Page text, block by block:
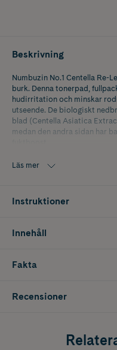
Beskrivning
Numbuzin No.1 Centella Re-
burk. Denna tonerpad,
hudirritation och minskar
utseende. De biologiskt
blad (Centella Asiatica
medan den andra sidan har
K-Beauty är koreansk
Läs mer
Instruktioner
Innehåll
Fakta
Recensioner